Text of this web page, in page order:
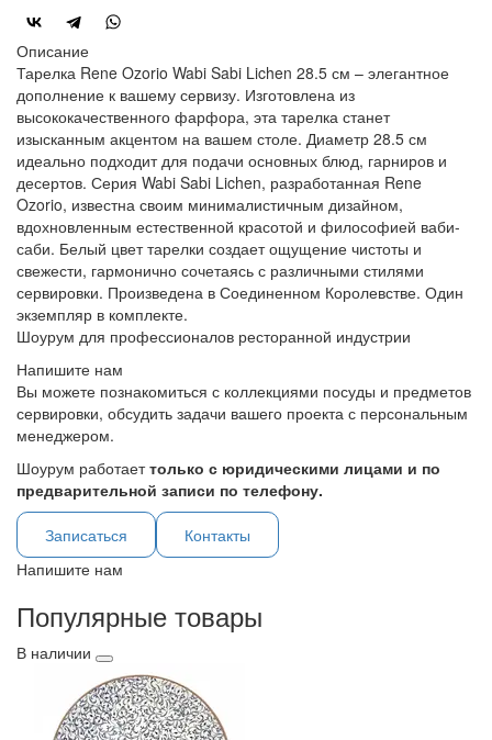
Описание
Тарелка Rene Ozorio Wabi Sabi Lichen 28.5 см – элегантное
дополнение к вашему сервизу. Изготовлена из
высококачественного фарфора, эта тарелка станет
изысканным акцентом на вашем столе. Диаметр 28.5 см
идеально подходит для подачи основных блюд, гарниров и
десертов. Серия Wabi Sabi Lichen, разработанная Rene
Ozorio, известна своим минималистичным дизайном,
вдохновленным естественной красотой и философией ваби-
саби. Белый цвет тарелки создает ощущение чистоты и
свежести, гармонично сочетаясь с различными стилями
сервировки. Произведена в Соединенном Королевстве. Один
экземпляр в комплекте.
Шоурум для профессионалов ресторанной индустрии
Напишите нам
Вы можете познакомиться с коллекциями посуды и предметов
сервировки, обсудить задачи вашего проекта с персональным
менеджером.
Шоурум работаеттолько с юридическими лицами и по
предварительной записи по телефону.
Записаться
Контакты
Напишите нам
Популярные товары
В наличии